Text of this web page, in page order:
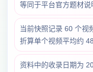
等同于平台官方题材说
当前快照记录 60 个视
折算单个视频平均约
资料中的收录日期为